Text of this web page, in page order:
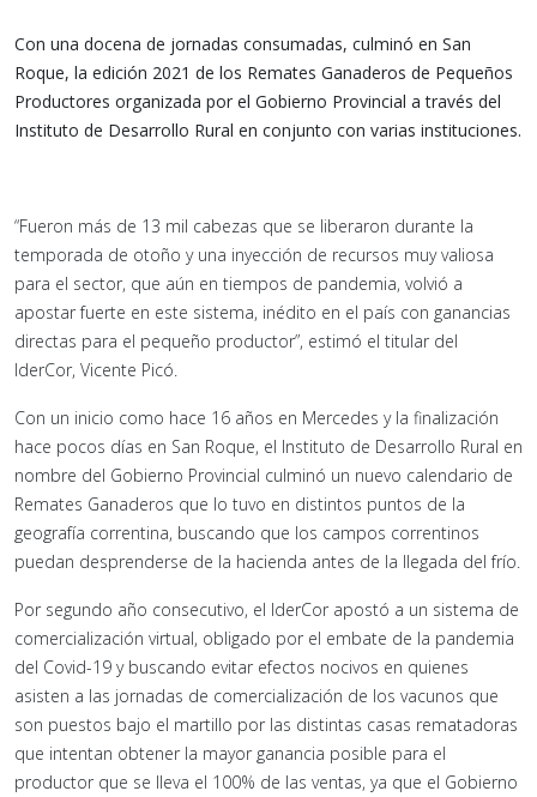
Con una docena de jornadas consumadas, culminó en San
Roque, la edición 2021 de los Remates Ganaderos de Pequeños
Productores organizada por el Gobierno Provincial a través del
Instituto de Desarrollo Rural en conjunto con varias instituciones.
“Fueron más de 13 mil cabezas que se liberaron durante la
temporada de otoño y una inyección de recursos muy valiosa
para el sector, que aún en tiempos de pandemia, volvió a
apostar fuerte en este sistema, inédito en el país con ganancias
directas para el pequeño productor”, estimó el titular del
IderCor, Vicente Picó.
Con un inicio como hace 16 años en Mercedes y la finalización
hace pocos días en San Roque, el Instituto de Desarrollo Rural en
nombre del Gobierno Provincial culminó un nuevo calendario de
Remates Ganaderos que lo tuvo en distintos puntos de la
geografía correntina, buscando que los campos correntinos
puedan desprenderse de la hacienda antes de la llegada del frío.
Por segundo año consecutivo, el IderCor apostó a un sistema de
comercialización virtual, obligado por el embate de la pandemia
del Covid-19 y buscando evitar efectos nocivos en quienes
asisten a las jornadas de comercialización de los vacunos que
son puestos bajo el martillo por las distintas casas rematadoras
que intentan obtener la mayor ganancia posible para el
productor que se lleva el 100% de las ventas, ya que el Gobierno